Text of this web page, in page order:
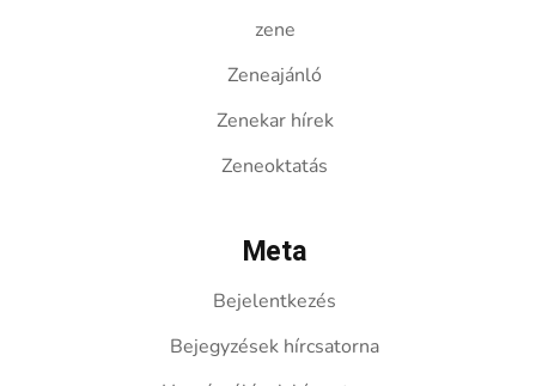
zene
Zeneajánló
Zenekar hírek
Zeneoktatás
Meta
Bejelentkezés
Bejegyzések hírcsatorna